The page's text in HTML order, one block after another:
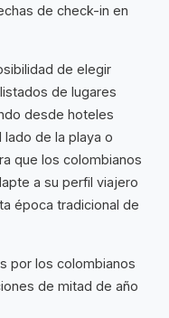
de check-in en
de elegir
de lugares
desde hoteles
de la playa o
que los colombianos
a su perfil viajero
época tradicional de
por los colombianos
de mitad de año